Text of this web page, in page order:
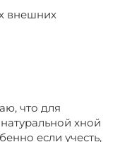
внешних
что для
хной
если учесть,